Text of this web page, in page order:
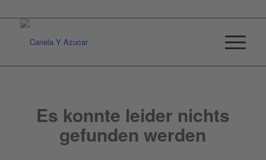
Es konnte leider nichts
gefunden werden